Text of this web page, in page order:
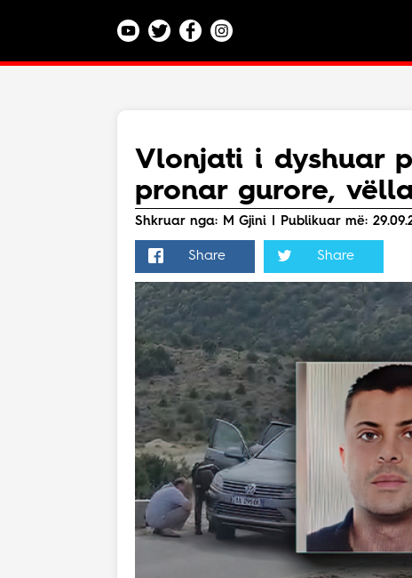
Lajme
Teknologji
Bota
Argëtim
Maqedoni
Vlonjati i dyshuar
pronar gurore,
Shkruar nga: M Gjini | Publikuar më:
Share Share